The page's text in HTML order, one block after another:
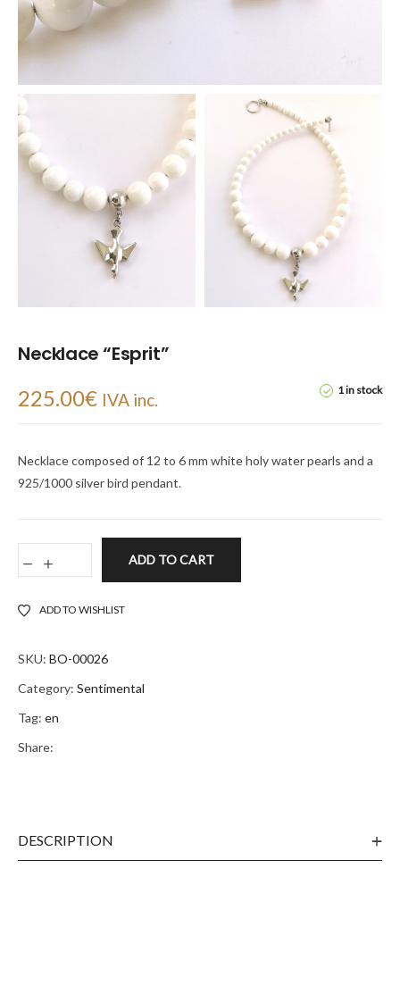
Necklace “Esprit”
1 in stock
225.00€ IVA inc.
Necklace composed of 12 to 6 mm white holy water pearls and a
925/1000 silver bird pendant.
ADD TO CART
ADD TO WISHLIST
SKU: BO-00026
Category: Sentimental
Tag: en
Share:
DESCRIPTION